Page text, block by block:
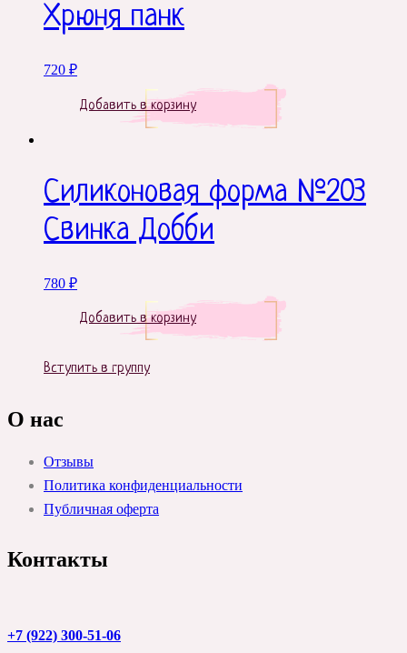
Хрюня панк
720 ₽
Добавить в корзину
Силиконовая форма №203
Свинка Добби
780 ₽
Добавить в корзину
Вступить в группу
О нас
Отзывы
Политика конфиденциальности
Публичная оферта
Контакты
+7 (922) 300-51-06